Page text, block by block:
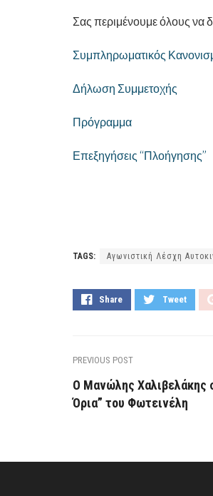
Σας περιμένουμε όλους να
Συμπληρωματικός
Δήλωση Συμμετοχής
Πρόγραμμα
Επεξηγήσεις “Πλοήγησης”
TAGS: Αγωνιστική Λέσχη
Share Tweet
PREVIOUS POST
Ο Μανώλης Χαλιβελάκης
Όρια” του Φωτεινέλη